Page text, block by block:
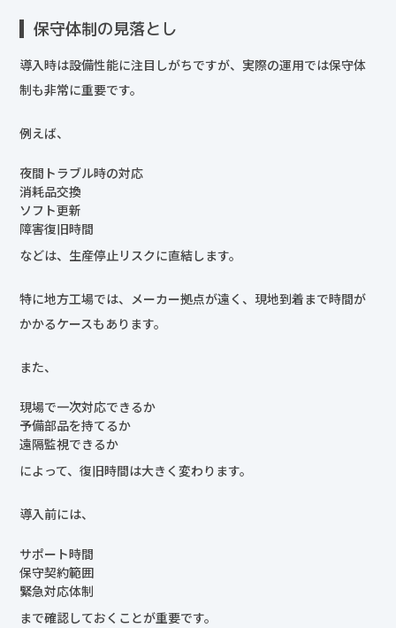
保守体制の見落とし
導入時は設備性能に注目しがちですが、実際の運用では保守体
制も非常に重要です。
例えば、
夜間トラブル時の対応
消耗品交換
ソフト更新
障害復旧時間
などは、生産停止リスクに直結します。
特に地方工場では、メーカー拠点が遠く、現地到着まで時間が
かかるケースもあります。
また、
現場で一次対応できるか
予備部品を持てるか
遠隔監視できるか
によって、復旧時間は大きく変わります。
導入前には、
サポート時間
保守契約範囲
緊急対応体制
まで確認しておくことが重要です。